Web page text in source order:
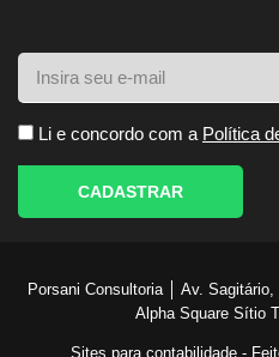
Li e concordo com a Política
CADASTRAR
Porsani Consultoria │ Av.
Alpha Square Sítio
Sites para contabilidade -